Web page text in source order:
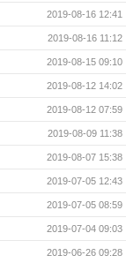
2019-08-16 12:41
2019-08-16 11:12
2019-08-15 09:10
2019-08-12 14:02
2019-08-12 07:59
2019-08-09 11:38
2019-08-07 15:38
2019-07-05 12:43
2019-07-05 08:59
2019-07-04 09:03
2019-06-26 09:28